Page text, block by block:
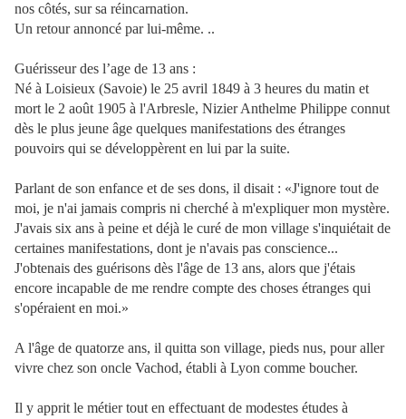
nos côtés, sur sa réincarnation.
Un retour annoncé par lui-même. ..
Guérisseur des l’age de 13 ans :
Né à Loisieux (Savoie) le 25 avril 1849 à 3 heures du matin et
mort le 2 août 1905 à l'Arbresle, Nizier Anthelme Philippe connut
dès le plus jeune âge quelques manifestations des étranges
pouvoirs qui se développèrent en lui par la suite.
Parlant de son enfance et de ses dons, il disait : «J'ignore tout de
moi, je n'ai jamais compris ni cherché à m'expliquer mon mystère.
J'avais six ans à peine et déjà le curé de mon village s'inquiétait de
certaines manifestations, dont je n'avais pas conscience...
J'obtenais des guérisons dès l'âge de 13 ans, alors que j'étais
encore incapable de me rendre compte des choses étranges qui
s'opéraient en moi.»
A l'âge de quatorze ans, il quitta son village, pieds nus, pour aller
vivre chez son oncle Vachod, établi à Lyon comme boucher.
Il y apprit le métier tout en effectuant de modestes études à